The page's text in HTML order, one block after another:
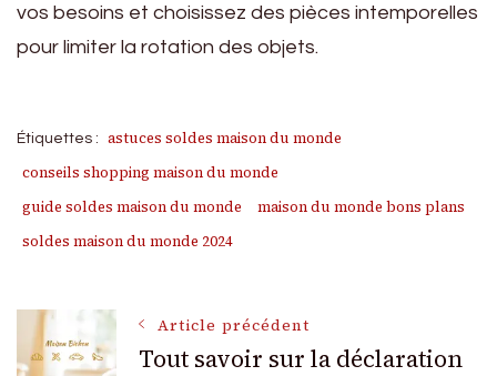
vos besoins et choisissez des pièces intemporelles
pour limiter la rotation des objets.
Étiquettes :
astuces soldes maison du monde
conseils shopping maison du monde
guide soldes maison du monde
maison du monde bons plans
soldes maison du monde 2024
Navigation
Article précédent
Tout savoir sur la déclaration